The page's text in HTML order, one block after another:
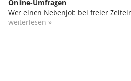
Online-Umfragen
Wer einen Nebenjob bei freier
sich sogar von zu Hause ausüben
weiterlesen »